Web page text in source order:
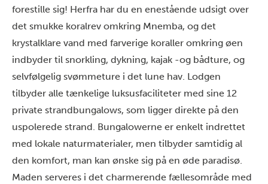
forestille sig! Herfra har du en enestående udsigt over
det smukke koralrev omkring Mnemba, og det
krystalklare vand med farverige koraller omkring øen
indbyder til snorkling, dykning, kajak -og bådture, og
selvfølgelig svømmeture i det lune hav. Lodgen
tilbyder alle tænkelige luksusfaciliteter med sine 12
private strandbungalows, som ligger direkte på den
uspolerede strand. Bungalowerne er enkelt indrettet
med lokale naturmaterialer, men tilbyder samtidig al
den komfort, man kan ønske sig på en øde paradisø.
Maden serveres i det charmerende fællesområde med